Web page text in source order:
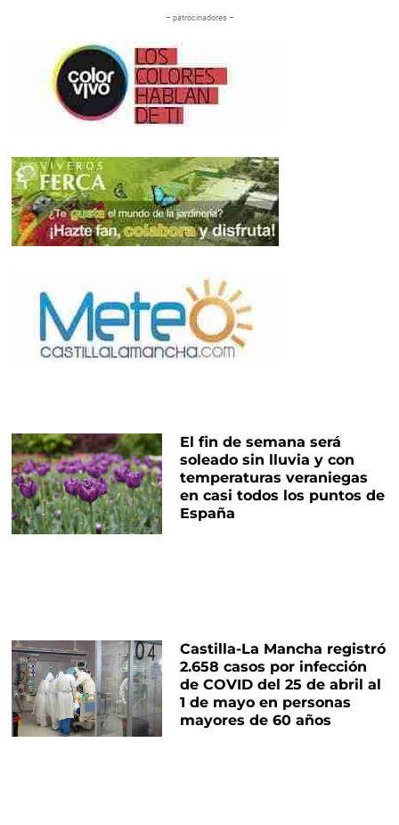
– patrocinadores –
El fin de semana será
soleado sin lluvia y con
temperaturas veraniegas
en casi todos los puntos de
España
Castilla-La Mancha registró
2.658 casos por infección
de COVID del 25 de abril al
1 de mayo en personas
mayores de 60 años